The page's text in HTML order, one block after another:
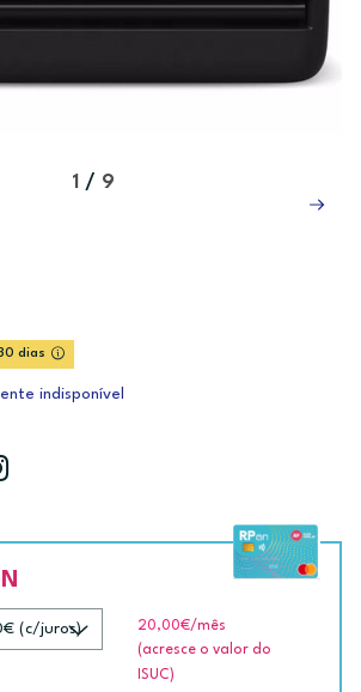
1 / 9
dias
indisponível
20,00€/mês
(acresce o valor do
ISUC)